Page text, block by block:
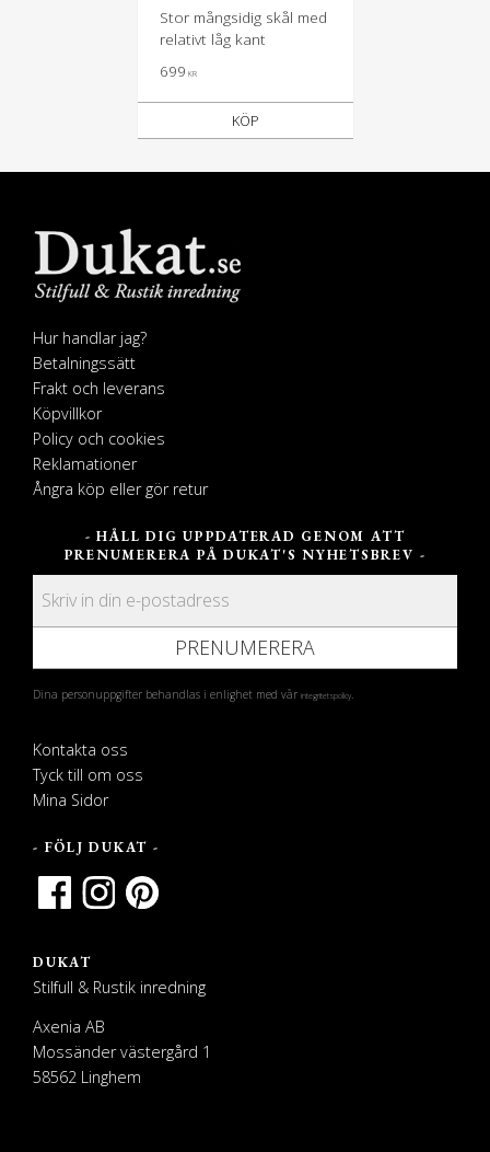
Stor mångsidig skål med
relativt låg kant
699 KR
KÖP
Hur handlar jag?
Betalningssätt
Frakt och leverans
Köpvillkor
Policy och cookies
Reklamationer
Ångra köp eller gör retur
- HÅLL DIG UPPDATERAD GENOM ATT
PRENUMERERA PÅ DUKAT'S NYHETSBREV -
PRENUMERERA
Dina personuppgifter behandlas i enlighet med vår integritetspolicy.
Kontakta oss
Tyck till om oss
Mina Sidor
- FÖLJ DUKAT -
DUKAT
Stilfull & Rustik inredning
Axenia AB
Mossänder västergård 1
58562 Linghem